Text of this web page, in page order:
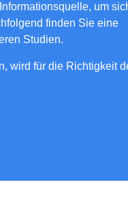
um
finden Sie eine
Studien.
wird für die Richtigkeit